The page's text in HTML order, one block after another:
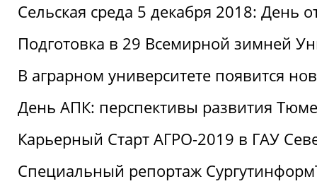
Сельская среда 5 декабря 2018: День
Подготовка в 29 Всемирной зимней
В аграрном университете появится
День АПК: перспективы развития
Карьерный Старт АГРО-2019 в ГАУ
Специальный репортаж